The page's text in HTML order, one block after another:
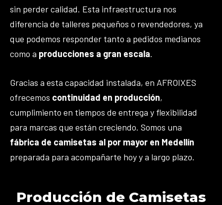
sin perder calidad. Esta infraestructura nos
diferencia de talleres pequeños o revendedores, ya
que podemos responder tanto a pedidos medianos
como a producciones a gran escala.
Gracias a esta capacidad instalada, en AFROIXES
ofrecemos continuidad en producción,
cumplimiento en tiempos de entrega y flexibilidad
para marcas que están creciendo. Somos una
fábrica de camisetas al por mayor en Medellín
preparada para acompañarte hoy y a largo plazo.
Producción de Camisetas